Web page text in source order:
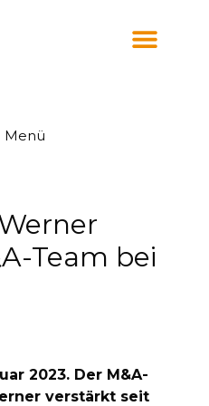
Menü
Team bei
2023. Der M&A-
verstärkt seit